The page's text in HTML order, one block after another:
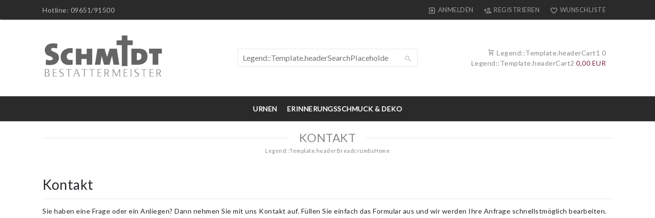
Hotline: 09651/91500 ANMELDEN REGISTRIEREN WUNSCHLISTE
Legend::Template.headerCart1 0
Legend::Template.headerCart2 0,00 EUR
URNEN ERINNERUNGSSCHMUCK & DEKO
KONTAKT
Legend::Template.headerBreadcrumbsHome
Kontakt
Sie haben eine Frage oder ein Anliegen? Dann nehmen Sie mit uns Kontakt auf. Füllen Sie einfach das Formular aus und wir werden Ihre Anfrage schnellstmöglich bearbeiten.